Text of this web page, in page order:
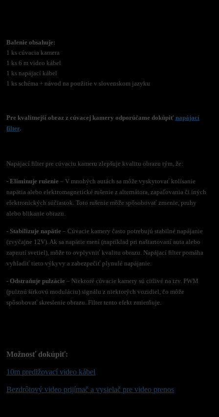
Balenie obsahuje:
1 ks cúvacia kamera
1 ks 6 m video kábel
1 ks napájací kábel
1 ks schéma + návod na použitie v slovenskom jazyku
Pre kvalitnejší obraz z cúvacej kamery odporúčame dokúpiťnapájací
filter.
Napájací filter pre cúvaciu kameru zlepšuje kvalitu obrazu tým, že:
- Eliminuje rušenie – V mnohých autách sa môže vyskytovať kolísanie
napätia alebo elektromagnetické rušenie z alternátora, zapaľovania či iných
elektronických súčiastok. Toto rušenie môže spôsobovať zrnenie, pruhy
alebo blikanie obrazu.
- Stabilizuje napätie – Cúvacie kamery často potrebujú stabilné napájanie
(zvyčajne 12V). Ak sa napätie mení (napríklad pri naštartovaní auta alebo
zapnutí svetiel), môže to ovplyvniť kvalitu obrazu. Napájací filter pomáha
vyhladiť tieto výkyvy a zabezpečiť plynulé napájanie.
- Odstraňuje pulzácie – Niektoré cúvacie kamery sú citlivé na tzv. PWM
(pulznú šírkovú moduláciu) signálu z niektorých vozidiel, čo môže
spôsobovať skreslenie obrazu. Filter tento efekt zmierňuje.
Možnosť dokúpiť:
10m predlžovací video kábel
Bezdrôtový video prijímač a vysielač pre video prenos